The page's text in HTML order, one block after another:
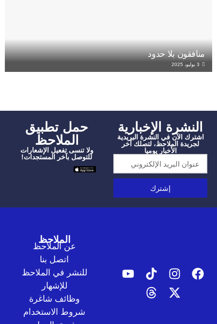
منافقون بلا حدود
النشرة الإخبارية
اشترك الآن في النشرة البريدية
لجريدة الملاحظ، لتصلك آخر
الأخبار يوميا
إشترك
‫حمل تطبيق
الملاحظ
ولا تنسى تفعيل الإشعارات
للتوصل بآخر المستجدات!
الملاحظ
عن الملاحظ
اتصل بنا
للنشر في الملاحظ
للإشهار
وظائف شاغرة
شروط الاستخدام